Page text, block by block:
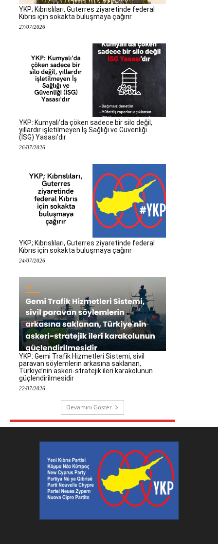
YKP; Kıbrıslıları, Guterres ziyaretinde federal
Kıbrıs için sokakta buluşmaya çağırır
27/07/2026
YKP: Kumyalı’da çöken sadece bir silo değil,
yıllardır işletilmeyen İş Sağlığı ve Güvenliği
(İSG) Yasası’dır
26/07/2026
YKP; Kıbrıslıları, Guterres ziyaretinde federal
Kıbrıs için sokakta buluşmaya çağırır
24/07/2026
YKP: Gemi Trafik Hizmetleri Sistemi, sivil
paravan söylemlerin arkasına saklanan,
Türkiye’nin askeri-stratejik ileri karakolunun
güçlendirilmesidir
22/07/2026
Devamını Göster